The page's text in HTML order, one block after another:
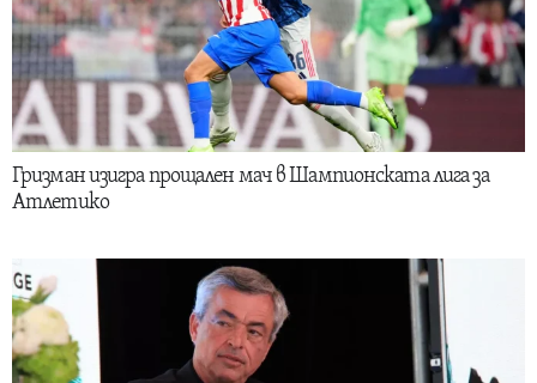
Гризман изигра прощален мач в Шампионската лига за
Атлетико